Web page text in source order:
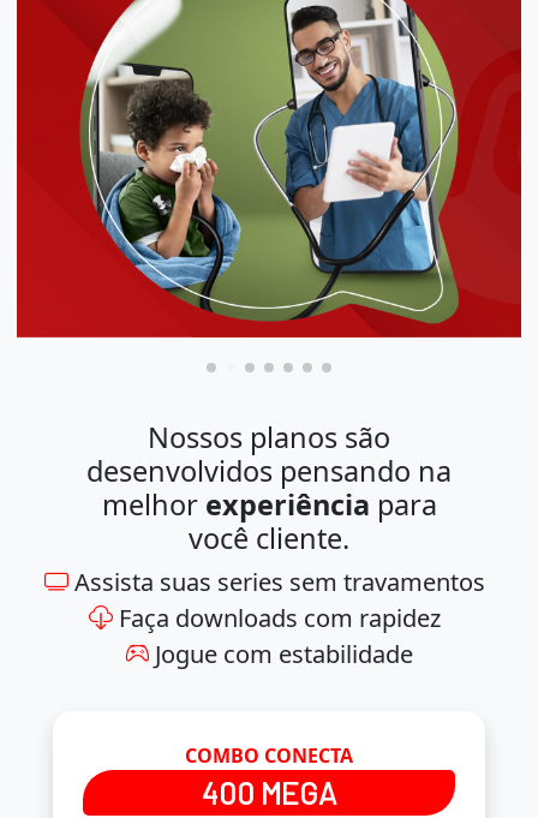
Nossos planos são
desenvolvidos pensando na
melhor experiência para
você cliente.
Assista suas series sem travamentos
Faça downloads com rapidez
Jogue com estabilidade
COMBO CONECTA
400 MEGA